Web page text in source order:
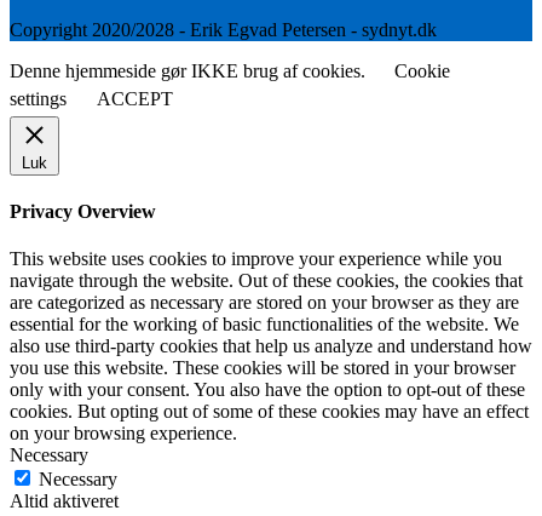
Copyright 2020/2028 - Erik Egvad Petersen - sydnyt.dk
Denne hjemmeside gør IKKE brug af cookies.
Cookie
settings
ACCEPT
Luk
Privacy Overview
This website uses cookies to improve your experience while you
navigate through the website. Out of these cookies, the cookies that
are categorized as necessary are stored on your browser as they are
essential for the working of basic functionalities of the website. We
also use third-party cookies that help us analyze and understand how
you use this website. These cookies will be stored in your browser
only with your consent. You also have the option to opt-out of these
cookies. But opting out of some of these cookies may have an effect
on your browsing experience.
Necessary
Necessary
Altid aktiveret